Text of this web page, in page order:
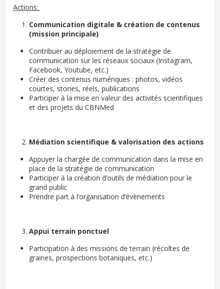
Actions:
Communication digitale & création de contenus
(mission principale)
Contribuer au déploiement de la stratégie de
communication sur les réseaux sociaux (Instagram,
Facebook, Youtube, etc.)
Créer des contenus numériques : photos, vidéos
courtes, stories, réels, publications
Participer à la mise en valeur des activités scientifiques
et des projets du CBNMed
Médiation scientifique & valorisation des actions
Appuyer la chargée de communication dans la mise en
place de la stratégie de communication
Participer à la création d’outils de médiation pour le
grand public
Prendre part à l’organisation d’évènements
Appui terrain ponctuel
Participation à des missions de terrain (récoltes de
graines, prospections botaniques, etc.)